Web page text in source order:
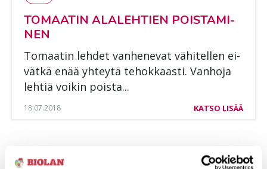
TO­MAA­TIN ALA­LEH­TIEN POIS­TA­MI­
NEN
To­maa­tin leh­det van­he­ne­vat vä­hi­tel­len ei­
vät­kä enää yh­tey­tä te­hok­kaas­ti. Van­ho­ja
leh­tiä voi­kin pois­ta...
18.07.2018 KATSO LISÄÄ